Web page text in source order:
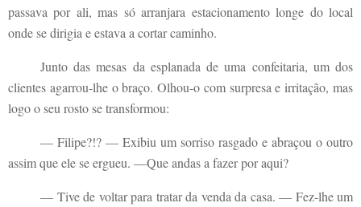
passava por ali, mas só arranjara estacionamento longe do local
onde se dirigia e estava a cortar caminho.
Junto das mesas da esplanada de uma confeitaria, um dos
clientes agarrou-lhe o braço. Olhou-o com surpresa e irritação, mas
logo o seu rosto se transformou:
— Filipe?!? — Exibiu um sorriso rasgado e abraçou o outro
assim que ele se ergueu. —Que andas a fazer por aqui?
— Tive de voltar para tratar da venda da casa. — Fez-lhe um